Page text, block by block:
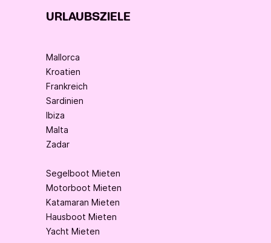
URLAUBSZIELE
Mallorca
Kroatien
Frankreich
Sardinien
Ibiza
Malta
Zadar
Segelboot Mieten
Motorboot Mieten
Katamaran Mieten
Hausboot Mieten
Yacht Mieten